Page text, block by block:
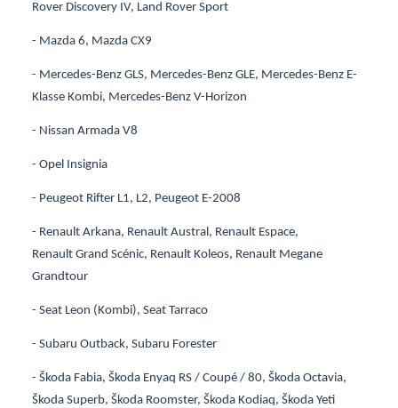
Rover Discovery IV, Land Rover Sport
- Mazda 6, Mazda CX9
- Mercedes-Benz GLS, Mercedes-Benz GLE, Mercedes-Benz E-
Klasse Kombi, Mercedes-Benz V-Horizon
- Nissan Armada V8
- Opel Insignia
- Peugeot Rifter L1, L2, Peugeot E-2008
- Renault Arkana, Renault Austral, Renault Espace,
Renault Grand Scénic, Renault Koleos, Renault Megane
Grandtour
- Seat Leon (Kombi), Seat Tarraco
- Subaru Outback, Subaru Forester
- Škoda Fabia, Škoda Enyaq RS / Coupé / 80, Škoda Octavia,
Škoda Superb, Škoda Roomster, Škoda Kodiaq, Škoda Yeti